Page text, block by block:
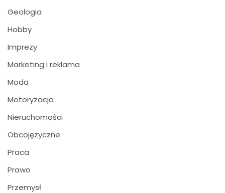
Geologia
Hobby
Imprezy
Marketing i reklama
Moda
Motoryzacja
Nieruchomości
Obcojęzyczne
Praca
Prawo
Przemysł